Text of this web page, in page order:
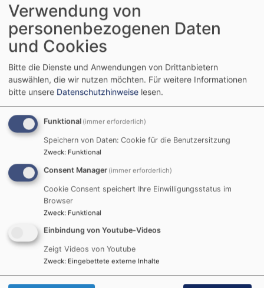
Architektenbild des
Neubaus der
Epiphaniaskirche
Jahreslosung und Spendenbutton
Gott spricht: Siehe, Ich mache alles neu.
Verwendung von
personenbezogenen Daten
und Cookies
Bitte die Dienste und Anwendungen von Drittanbietern
auswählen, die wir nutzen möchten. Für weitere Informationen
bitte unsere Datenschutzhinweise lesen.
Funktional (immer erforderlich)
Speichern von Daten: Cookie für die Benutzersitzung
Zweck: Funktional
Consent Manager (immer erforderlich)
Cookie Consent speichert Ihre Einwilligungsstatus im
Browser
Zweck: Funktional
Einbindung von Youtube-Videos
Zeigt Videos von Youtube
Zweck: Eingebettete externe Inhalte